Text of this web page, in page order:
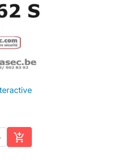
rapide

Ajouter au panier